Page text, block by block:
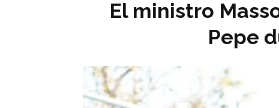
Social
El ministro
Pepe